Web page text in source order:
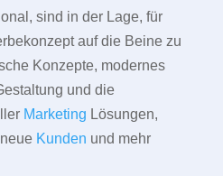
sind in der Lage, für
auf die Beine zu
Konzepte, modernes
und die
Marketing Lösungen,
Kunden und mehr